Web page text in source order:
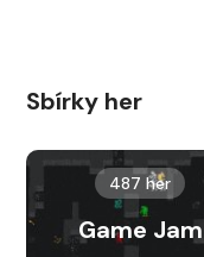
Sbírky her
487 her
Game Jam